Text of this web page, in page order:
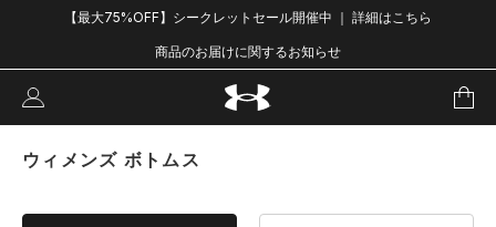
【最大75%OFF】シークレットセール開催中 ｜ 詳細はこちら
商品のお届けに関するお知らせ
ウィメンズ ボトムス